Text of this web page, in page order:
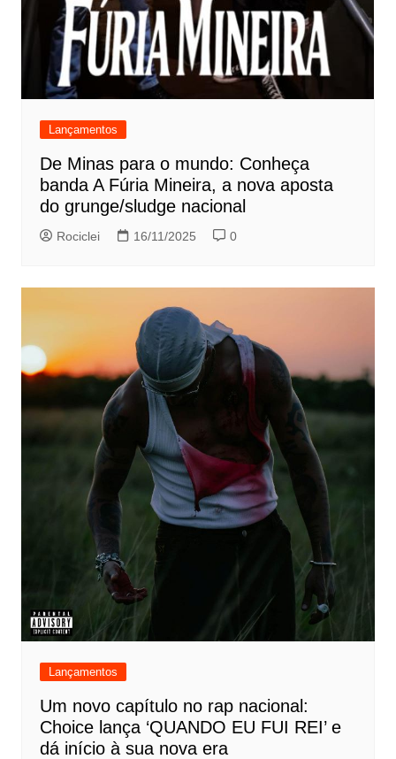
Lançamentos
De Minas para o mundo: Conheça
banda A Fúria Mineira, a nova aposta
do grunge/sludge nacional
Rociclei 16/11/2025 0
Lançamentos
Um novo capítulo no rap nacional:
Choice lança ‘QUANDO EU FUI REI’ e
dá início à sua nova era